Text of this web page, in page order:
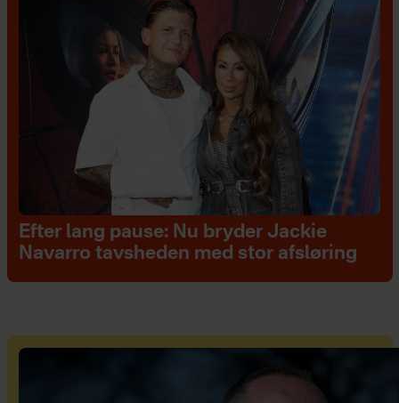
Efter lang pause: Nu bryder Jackie
Navarro tavsheden med stor afsløring